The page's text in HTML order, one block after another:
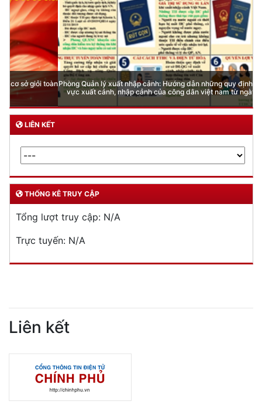
Phòng Quản lý xuất nhập cảnh: Hướng dẫn những quy định mới trong lĩnh
vực xuất cảnh, nhập cảnh của công dân việt nam từ ngày 01/7/2026
LIÊN KẾT
THỐNG KÊ TRUY CẬP
Tổng lượt truy cập: N/A
Trực tuyến: N/A
Liên kết